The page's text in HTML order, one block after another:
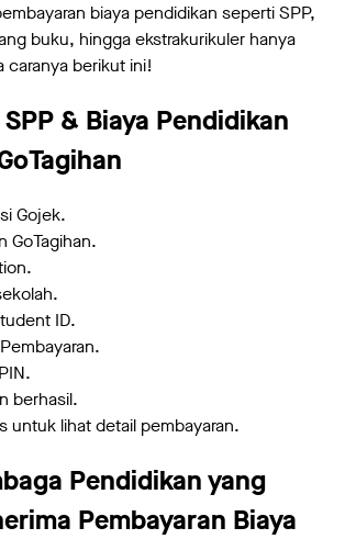
biaya pendidikan seperti SPP,
buku, hingga ekstrakurikuler hanya
caranya berikut ini!
& Biaya Pendidikan
Gojek.
GoTagihan.
ID.
berhasil.
untuk lihat detail pembayaran.
Pendidikan yang
Pembayaran Biaya